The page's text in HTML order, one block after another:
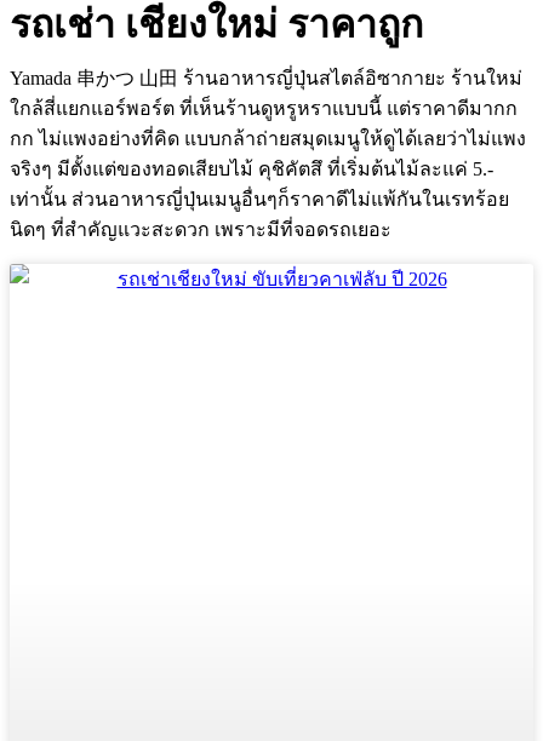
รถเช่า เชียงใหม่ ราคาถูก
Yamada 串かつ 山田 ร้านอาหารญี่ปุ่นสไตล์อิซากายะ ร้านใหม่
ใกล้สี่แยกแอร์พอร์ต ที่เห็นร้านดูหรูหราแบบนี้ แต่ราคาดีมากก
กก ไม่แพงอย่างที่คิด แบบกล้าถ่ายสมุดเมนูให้ดูได้เลยว่าไม่แพง
จริงๆ มีตั้งแต่ของทอดเสียบไม้ คุชิคัตสึ ที่เริ่มต้นไม้ละแค่ 5.-
เท่านั้น ส่วนอาหารญี่ปุ่นเมนูอื่นๆก็ราคาดีไม่แพ้กันในเรทร้อย
นิดๆ ที่สำคัญแวะสะดวก เพราะมีที่จอดรถเยอะ